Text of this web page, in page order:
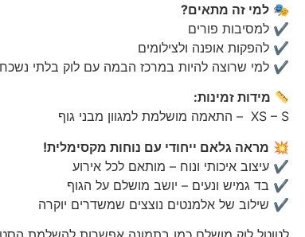
🎭 למי זה מתאים?
✔ למסיבות פורים
✔ להפקות אופנה ולצילומים
✔ למי שרוצה להיות במרכז הבמה עם לוק בלתי נשכח
מידות זמינות:
XS – S – התאמה מושלמת למגוון מבני גוף
💥 מראה גלאם ייחודי עם נוחות מקסימלית!
✔ עיצוב איכותי ונוח – מותאם לכל אירוע
✔ בד גמיש ונעים – יושב מושלם על הגוף
✔ שילוב של אלמנטים נוצצים שמשדרים יוקרה